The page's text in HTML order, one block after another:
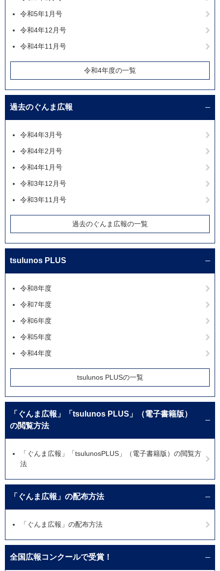
令和5年1月号
令和4年12月号
令和4年11月号
令和4年度の一覧
過去のぐんま広報
令和4年3月号
令和4年2月号
令和4年1月号
令和3年12月号
令和3年11月号
過去のぐんま広報の一覧
tsulunos PLUS
令和8年度
令和7年度
令和6年度
令和5年度
令和4年度
tsulunos PLUSの一覧
「ぐんま広報」「tsulunos PLUS」（電子書籍版）
の閲覧方法
「ぐんま広報」「tsulunosPLUS」（電子書籍版）の閲覧方
法
「ぐんま広報」の配布方法
「ぐんま広報」の配布方法
全国広報コンクールで受賞！